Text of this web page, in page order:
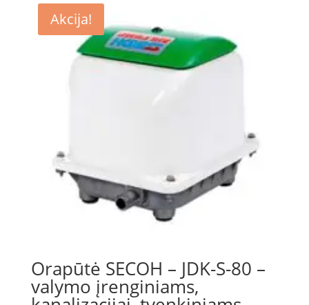
390.00 €.
Akcija!
Orapūtė SECOH – JDK-S-80 –
valymo įrenginiams,